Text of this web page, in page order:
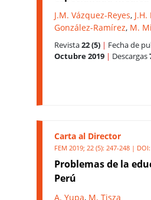
J.M. Vázquez-Reyes,
González-Ramírez, M.
Revista22 (5) | Fecha de
Octubre 2019 | Descargas
Carta al Director
FEM 2019; 22 (5): 247-248 | DOI:
Problemas de la
Perú
A. Yupa, M. Tisza